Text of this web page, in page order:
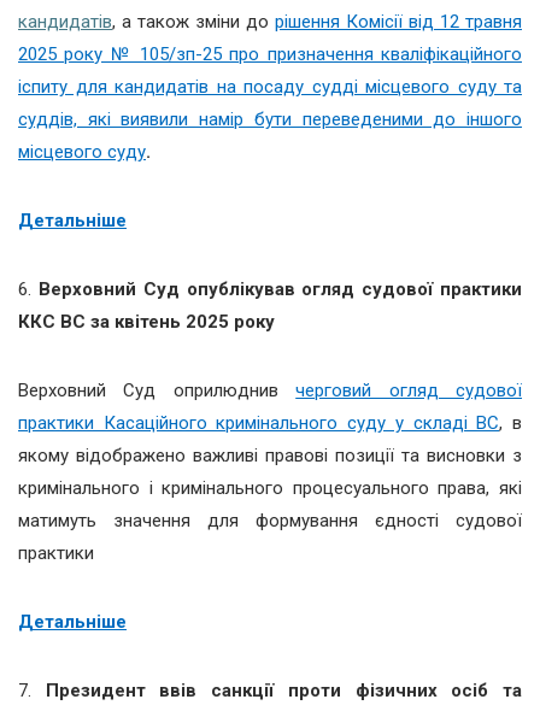
кандидатів, а також зміни до рішення Комісії від 12 травня
2025 року № 105/зп-25 про призначення кваліфікаційного
іспиту для кандидатів на посаду судді місцевого суду та
суддів, які виявили намір бути переведеними до іншого
місцевого суду.
Детальніше
6. Верховний Суд опублікував огляд судової практики
ККС ВС за квітень 2025 року
Верховний Суд оприлюднивчерговий огляд судової
практики Касаційного кримінального суду у складі ВС, в
якому відображено важливі правові позиції та висновки з
кримінального і кримінального процесуального права, які
матимуть значення для формування єдності судової
практики
Детальніше
7.
Президент ввів санкції проти фізичних осіб та